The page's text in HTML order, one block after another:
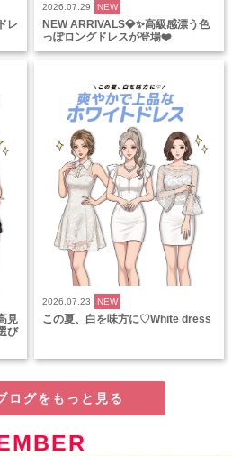
レ
2026.07.29 NEW
NEW ARRIVALS💎✨高級感漂う色
っぽロングドレスが登場❤️
見
び
2026.07.23 NEW
この夏、白を味方に♡White dress
ログをもっと見る